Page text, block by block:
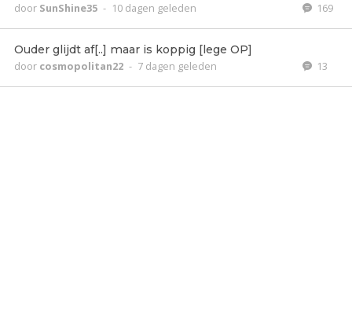
door SunShine35 - 10 dagen geleden 169
Ouder glijdt af[..] maar is koppig [lege OP]
door cosmopolitan22 - 7 dagen geleden 13